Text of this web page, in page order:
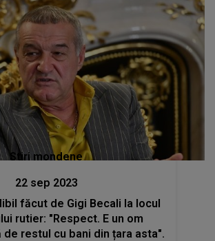
Stiri mondene
22 sep 2023
făcut de Gigi Becali la locul
rutier: "Respect. E un om
restul cu bani din țara asta".